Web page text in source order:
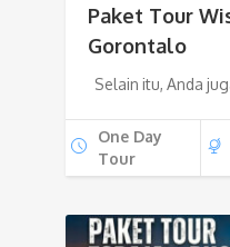
Paket Tour
Gorontalo
Selain itu, Anda
One Day
Tour